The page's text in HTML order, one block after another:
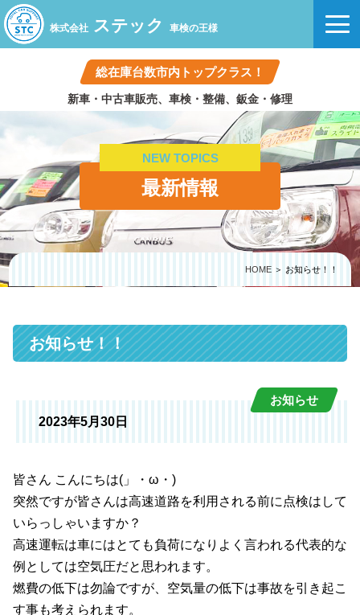
総在庫台数市内トップクラス！
新車・中古車販売、車検・整備、鈑金・修理
株式会社 ステック 車検の王様
NEW TOPICS
最新情報
HOME＞ お知らせ！！
お知らせ！！
2023年5月30日
お知らせ
皆さん こんにちは(」・ω・)
突然ですが皆さんは高速道路を利用される前に点検はして
いらっしゃいますか？
高速運転は車にはとても負荷になりよく言われる代表的な
例としては空気圧だと思われます。
燃費の低下は勿論ですが、空気量の低下は事故を引き起こ
す事も考えられます。